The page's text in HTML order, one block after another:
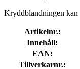
Kryddblandningen kan
Artikelnr.:
Innehåll:
EAN:
Tillverkarnr.: